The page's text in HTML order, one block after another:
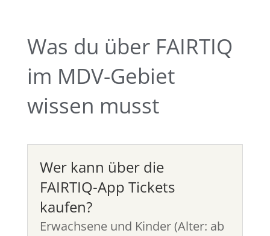
Was du über FAIRTIQ
im MDV-Gebiet
wissen musst
Wer kann über die
FAIRTIQ-App Tickets
kaufen?
Erwachsene und Kinder (Alter: ab